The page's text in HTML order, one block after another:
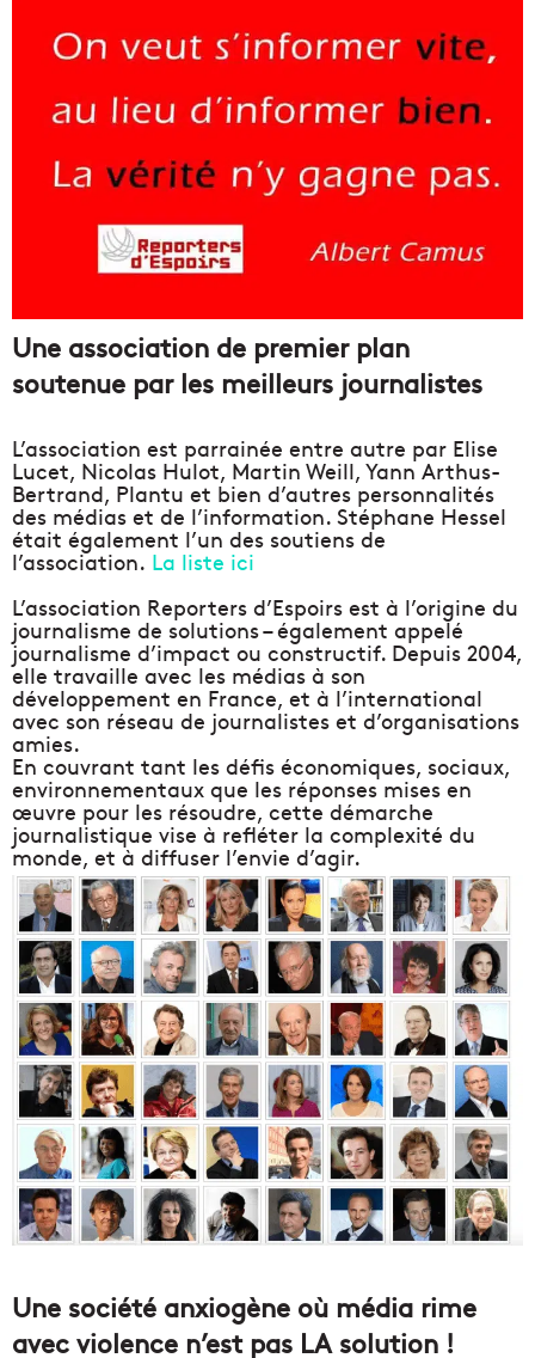
Une association de premier plan
soutenue par les meilleurs journalistes
L’association est parrainée entre autre par Elise
Lucet, Nicolas Hulot, Martin Weill, Yann Arthus-
Bertrand, Plantu et bien d’autres personnalités
des médias et de l’information. Stéphane Hessel
était également l’un des soutiens de
l’association. La liste ici
L’association Reporters d’Espoirs est à l’origine du
journalisme de solutions – également appelé
journalisme d’impact ou constructif. Depuis 2004,
elle travaille avec les médias à son
développement en France, et à l’international
avec son réseau de journalistes et d’organisations
amies.
En couvrant tant les défis économiques, sociaux,
environnementaux que les réponses mises en
œuvre pour les résoudre, cette démarche
journalistique vise à refléter la complexité du
monde, et à diffuser l’envie d’agir.
Une société anxiogène où média rime
avec violence n’est pas LA solution !